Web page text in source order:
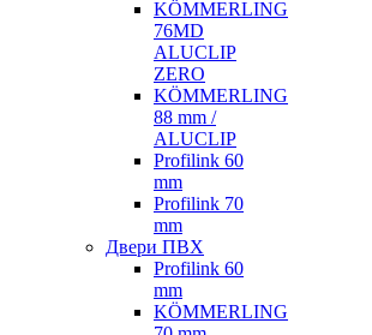
KÖMMERLING
76MD
ALUCLIP
ZERO
KÖMMERLING
88 mm /
ALUCLIP
Profilink 60
mm
Profilink 70
mm
Двери ПВХ
Profilink 60
mm
KÖMMERLING